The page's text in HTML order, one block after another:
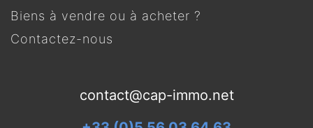
Biens à vendre ou à acheter ?
Contactez-nous
contact@cap-immo.net